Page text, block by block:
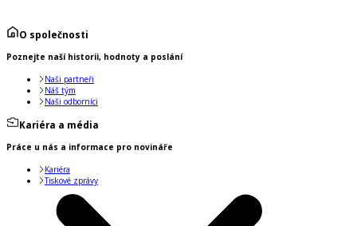
O společnosti
Poznejte naší historii, hodnoty a poslání
Naši partneři
Náš tým
Naši odborníci
Kariéra a média
Práce u nás a informace pro novináře
Kariéra
Tiskové zprávy